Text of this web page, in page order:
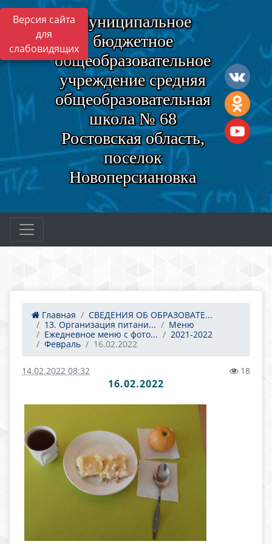
Версия сайта
для
слабовидящих
Муниципальное
бюджетное
общеобразовательное
учреждение средняя
общеобразовательная
школа № 68
Ростовская область,
поселок
Новоперсиановка
Главная
СВЕДЕНИЯ ОБ ОБРАЗОВАТЕ...
13. Организация питани...
Меню
Ежедневное меню с фото...
2021-2022
Февраль
16.02.2022
14.02.2022 08:32 18
16.02.2022